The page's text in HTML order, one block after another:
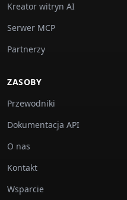
Kreator witryn AI
Serwer MCP
Partnerzy
ZASOBY
Przewodniki
Dokumentacja API
O nas
Kontakt
Wsparcie